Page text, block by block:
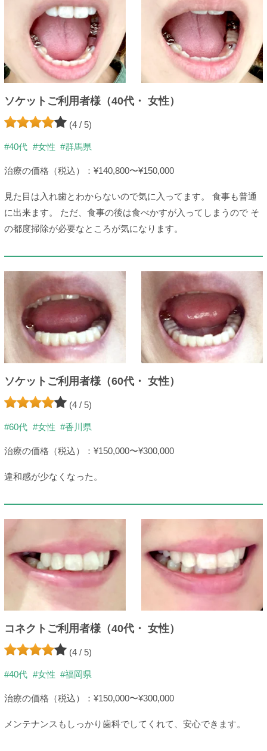
ソケットご利用者様（40代・ 女性）
(4 / 5)
#40代 #女性 #群馬県
治療の価格（税込）：¥140,800〜¥150,000
見た目は入れ歯とわからないので気に入ってます。 食事も普通
に出来ます。 ただ、食事の後は食べかすが入ってしまうので そ
の都度掃除が必要なところが気になります。
ソケットご利用者様（60代・ 女性）
(4 / 5)
#60代 #女性 #香川県
治療の価格（税込）：¥150,000〜¥300,000
違和感が少なくなった。
コネクトご利用者様（40代・ 女性）
(4 / 5)
#40代 #女性 #福岡県
治療の価格（税込）：¥150,000〜¥300,000
メンテナンスもしっかり歯科でしてくれて、安心できます。